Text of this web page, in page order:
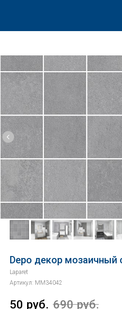
Depo декор мозаичный
Laparet
Артикул: MM34042
50 руб. 690 руб.